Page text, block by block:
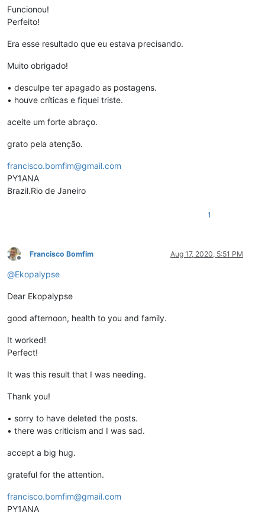
Funcionou!
Perfeito!
Era esse resultado que eu estava precisando.
Muito obrigado!
• desculpe ter apagado as postagens.
• houve críticas e fiquei triste.
aceite um forte abraço.
grato pela atenção.
francisco.bomfim@gmail.com
PY1ANA
Brazil.Rio de Janeiro
1
Offline
Francisco Bomfim Aug 17, 2020, 5:51 PM
@Ekopalypse
Dear Ekopalypse
good afternoon, health to you and family.
It worked!
Perfect!
It was this result that I was needing.
Thank you!
• sorry to have deleted the posts.
• there was criticism and I was sad.
accept a big hug.
grateful for the attention.
francisco.bomfim@gmail.com
PY1ANA